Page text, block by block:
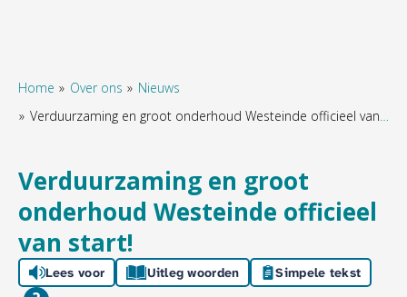
Home Over ons
Nieuws
Verduurzaming en groot onderhoud Westeinde officieel van start!
Verduurzaming en groot
onderhoud Westeinde officieel
van start!
Lees voor Uitleg woorden Simpele tekst